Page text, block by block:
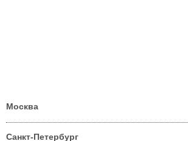
Москва
Санкт-Петербург